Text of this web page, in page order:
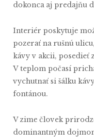
dokonca aj predajňu
Interiér poskytuje
pozerať na rušnú
kávy v akcii, posedieť
V teplom počasí
vychutnať si šálku
fontánou.
V zime človek
dominantným